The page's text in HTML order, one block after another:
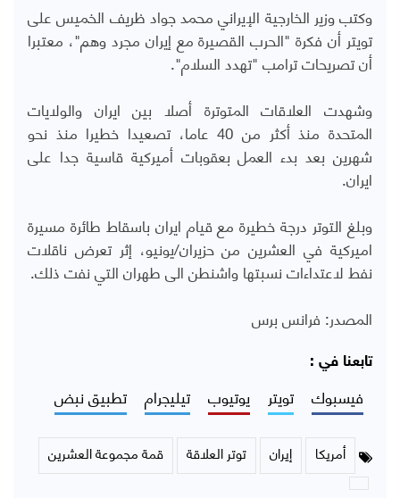
وكتب وزير الخارجية الإيراني محمد جواد ظريف الخميس على
تويتر أن فكرة "الحرب القصيرة مع إيران مجرد وهم"، معتبرا
أن تصريحات ترامب "تهدد السلام".
وشهدت العلاقات المتوترة أصلا بين ايران والولايات
المتحدة منذ أكثر من 40 عاما، تصعيدا خطيرا منذ نحو
شهرين بعد بدء العمل بعقوبات أميركية قاسية جدا على
ايران.
وبلغ التوتر درجة خطيرة مع قيام ايران باسقاط طائرة مسيرة
اميركية في العشرين من حزيران/يونيو، إثر تعرض ناقلات
نفط لاعتداءات نسبتها واشنطن الى طهران التي نفت ذلك.
المصدر: فرانس برس
تابعنا في :
فيسبوك تويتر يوتيوب تيليجرام تطبيق نبض
أمريكا إيران توتر العلاقة قمة مجموعة العشرين